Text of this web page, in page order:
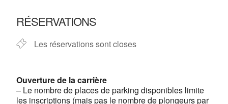
RÉSERVATIONS
Les réservations sont closes
Ouverture de la carrière
– Le nombre de places de parking disponibles limite
les inscriptions (mais pas le nombre de plongeurs par